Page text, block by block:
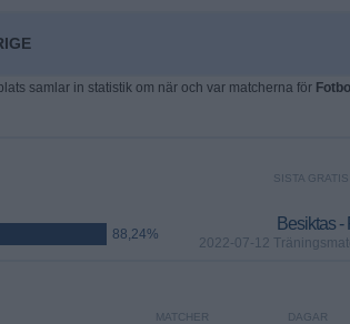
samlar in statistik om när och var matcherna för Fotboll
88,24%
SISTA
Besiktas -
2022-07-12
DAGAR
MATCHER